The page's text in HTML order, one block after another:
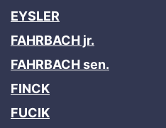
EYSLER
FAHRBACH jr.
FAHRBACH sen.
FINCK
FUCIK